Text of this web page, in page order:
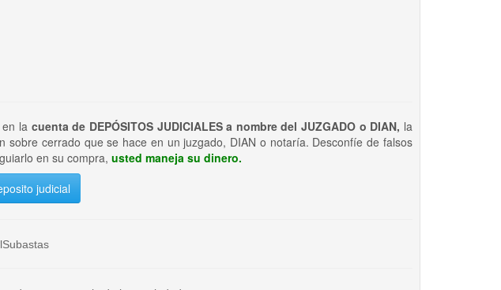
lacuenta de DEPÓSITOS JUDICIALES a nombre del JUZGADO o DIAN, la
cerrado que se hace en un juzgado, DIAN o notaría. Desconfíe de falsos
en su compra, usted maneja su dinero.
judicial